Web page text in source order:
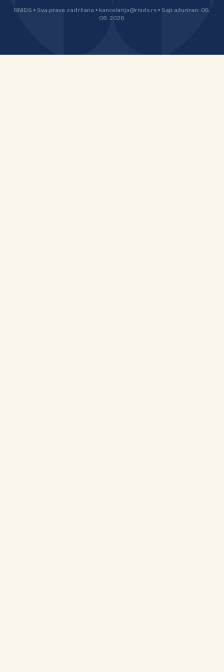
RNIDS • Sva prava zadržana • kancelarija@rnids.rs • Sajt ažuriran: 06.
08. 2026.